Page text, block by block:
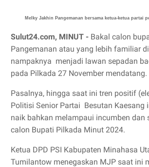
Melky Jakhin Pangemanan bersama ketua-ketua partai
Sulut24.com, MINUT - Bakal calon
Pangemanan atau yang lebih familiar
nampaknya menjadi lawan sepadan
pada Pilkada 27 November mendatang.
Pasalnya, hingga saat ini tren positif
Politisi Senior Partai Besutan Kaesang
naik bahkan melampaui incumben dan
calon Bupati Pilkada Minut 2024.
Ketua DPD PSI Kabupaten Minahasa
Tumilantow menegaskan MJP saat ini